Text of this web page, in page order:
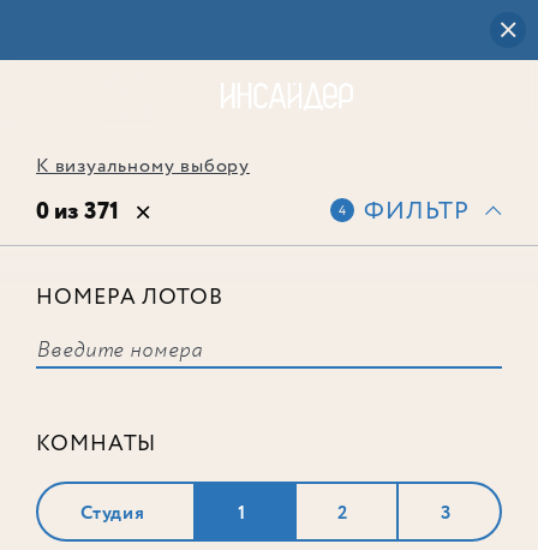
К визуальному выбору
0 из 371 4 ФИЛЬТР
НОМЕРА ЛОТОВ
КОМНАТЫ
Студия 1 2 3
соответствует ни одного лота